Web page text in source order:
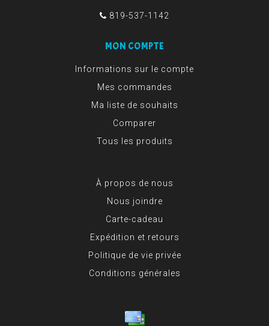
819-537-1142
MON COMPTE
Informations sur le compte
Mes commandes
Ma liste de souhaits
Comparer
Tous les produits
À propos de nous
Nous joindre
Carte-cadeau
Expédition et retours
Politique de vie privée
Conditions générales